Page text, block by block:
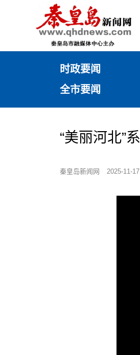
时政要闻
全市要闻
“美丽河北”
秦皇岛新闻网 2025-11-